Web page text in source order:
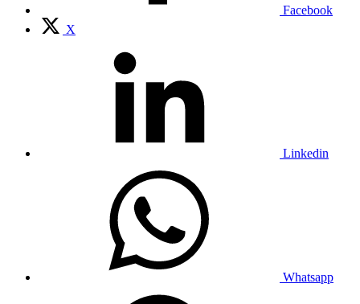
Facebook
X
Linkedin
Whatsapp